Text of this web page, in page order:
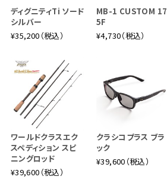
ディグニティTi ソード
シルバー
¥35,200（税込）
MB-1 CUSTOM 17
5F
¥4,730（税込）
ワールドクラスエク
スペディション スピ
ニングロッド
¥39,600（税込）
クラシコプラス ブラ
ック
¥39,600（税込）